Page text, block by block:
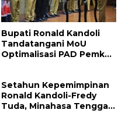
Bupati Ronald Kandoli
Tandatangani MoU
Optimalisasi PAD Pemkab
Setahun Kepemimpinan
Ronald Kandoli-Fredy
Tuda, Minahasa Tenggara